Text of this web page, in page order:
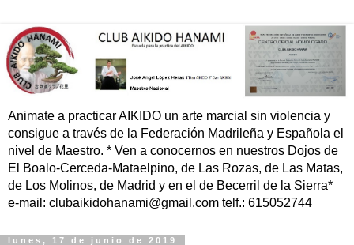
Animate a practicar AIKIDO un arte marcial sin violencia y
consigue a través de la Federación Madrileña y Española el
nivel de Maestro. * Ven a conocernos en nuestros Dojos de
El Boalo-Cerceda-Mataelpino, de Las Rozas, de Las Matas,
de Los Molinos, de Madrid y en el de Becerril de la Sierra*
e-mail: clubaikidohanami@gmail.com telf.: 615052744
lunes, 17 de junio de 2019